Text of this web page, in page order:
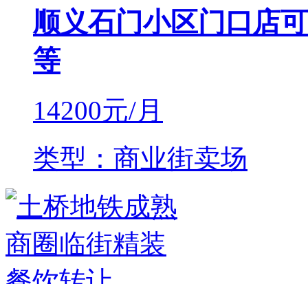
顺义石门小区门口店
等
14200元/月
类型：商业街卖场